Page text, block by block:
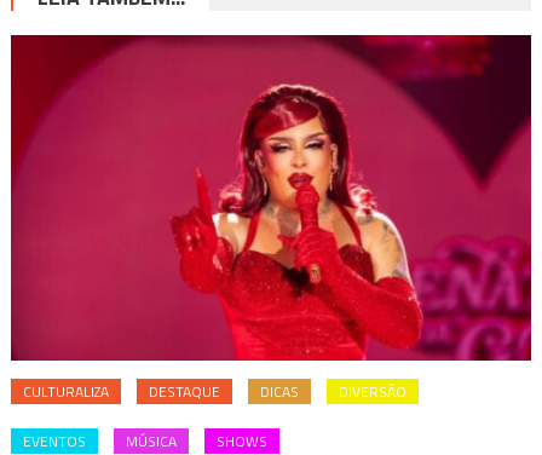
CULTURALIZA DESTAQUE DICAS DIVERSÃO
EVENTOS MÚSICA SHOWS